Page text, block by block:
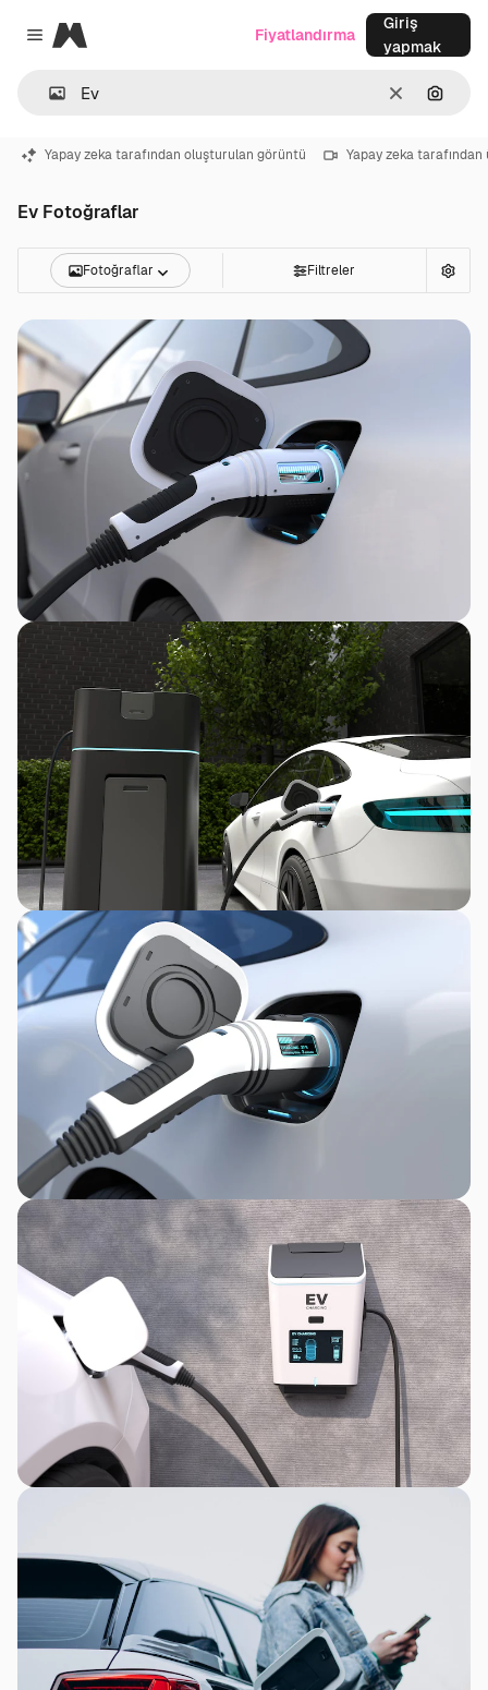
Close menu
Magnific
Temizlemek
Fiyatlandırma
Giriş
yapmak
Yapay zeka tarafından oluşturulan görüntü Yapay zeka
Ev Fotoğraflar
Fotoğraflar Filtreler